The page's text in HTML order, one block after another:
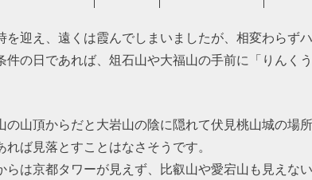
を迎え、遠くは霞んでしまいましたが、相変わらず
件の日であれば、俎石山や大福山の手前に「りんく
の山頂からだと大岩山の陰に隠れて伏見桃山城の場
れば見落とすことはなさそうです。
らは京都タワーが見えず、比叡山や愛宕山も見えな